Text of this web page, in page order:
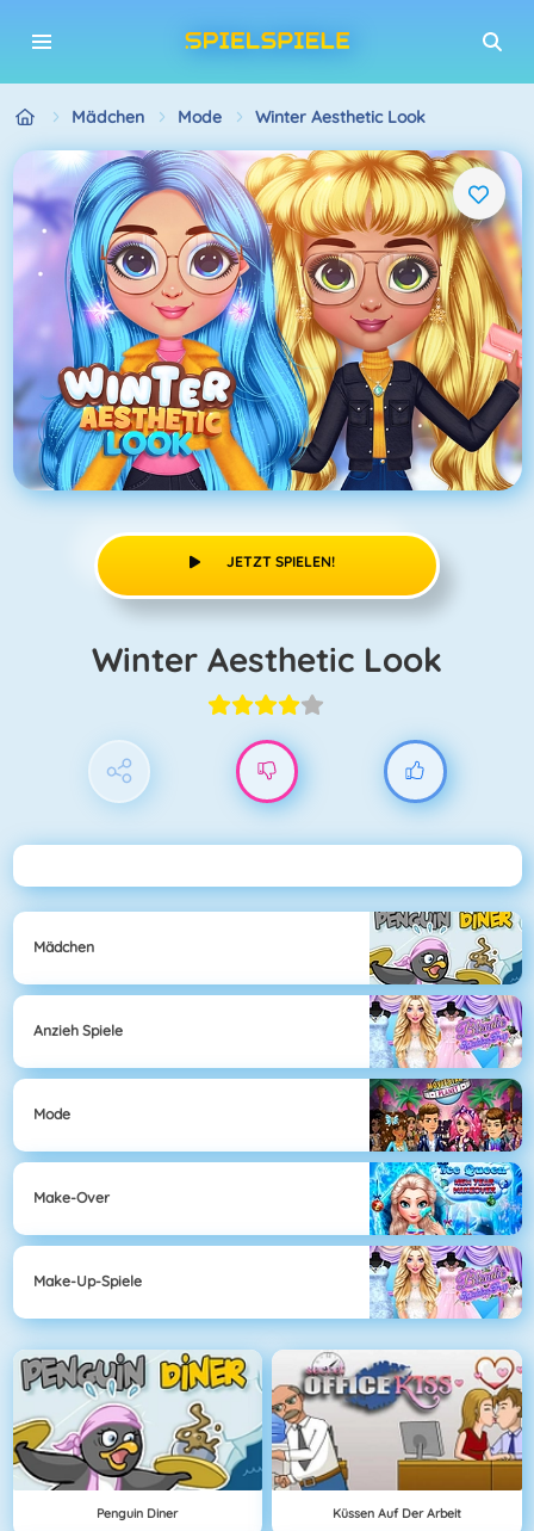
Mädchen Mode Winter Aesthetic Look
JETZT SPIELEN!
Winter Aesthetic Look
Mädchen
Anzieh Spiele
Mode
Make-Over
Make-Up-Spiele
Penguin Diner Küssen Auf Der Arbeit